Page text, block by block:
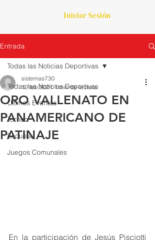
Iniciar Sesión
Entrada
Todas las Noticias Deportivas
Últimos Eventos
Torneo
Escuela
Juegos Comunales
Todas las Noticias Deportivas
ORO VALLENATO EN
PANAMERICANO DE
PATINAJE
sistemas730
12 feb 2021 1 min de lectura
En la participación de Jesús Pisciotti